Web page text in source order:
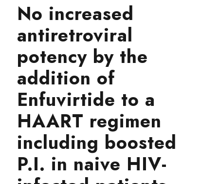
No increased
antiretroviral
potency by the
addition of
Enfuvirtide to a
HAART regimen
including boosted
P.I. in naive HIV-